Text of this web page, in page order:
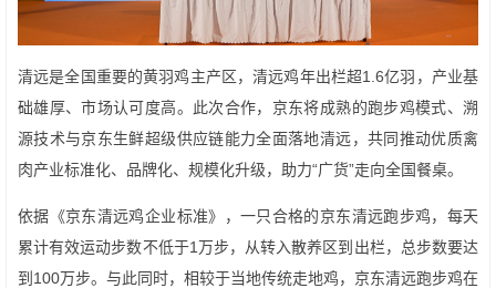
清远是全国重要的黄羽鸡主产区，清远鸡年出栏超1.6亿羽，产业基
础雄厚、市场认可度高。此次合作，京东将成熟的跑步鸡模式、溯
源技术与京东生鲜超级供应链能力全面落地清远，共同推动优质禽
肉产业标准化、品牌化、规模化升级，助力“广货”走向全国餐桌。
依据《京东清远鸡企业标准》，一只合格的京东清远跑步鸡，每天
累计有效运动步数不低于1万步，从转入散养区到出栏，总步数要达
到100万步。与此同时，相较于当地传统走地鸡，京东清远跑步鸡在